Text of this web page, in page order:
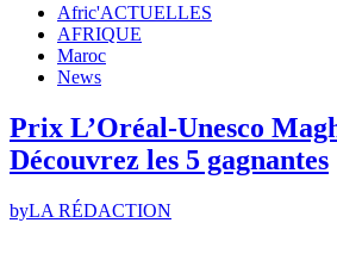
Afric'ACTUELLES
AFRIQUE
Maroc
News
Prix L’Oréal-Unesco
Découvrez les 5 gagnantes
byLA RÉDACTION